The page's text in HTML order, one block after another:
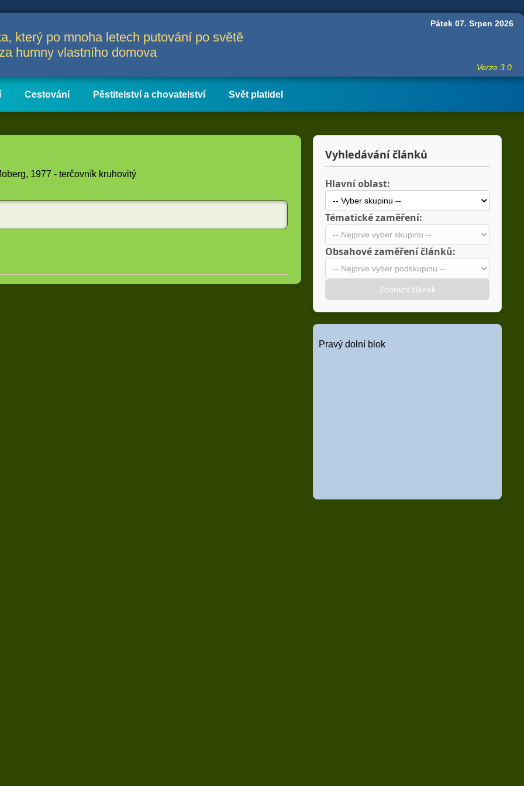
který po mnoha letech putování po světě
humny vlastního domova
Pátek 07. Srpen 2026
Verze 3.0
Cestování Pěstitelství a chovatelství Svět platidel
1977 - terčovník kruhovitý
Vyhledávání článků
Hlavní oblast:
Tématické zaměření:
Obsahové zaměření článků:
Zobrazit článek
Pravý dolní blok